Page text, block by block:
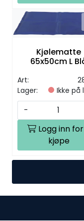
Kjølematte
65x50cm L
Art:
Lager:
Ikke på
-
Logg inn
kjøpe